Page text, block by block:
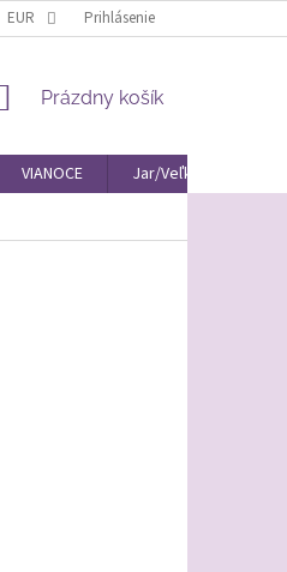
EUR Prihlásenie
NÁKUPNÝ
Prázdny košík
VIANOCE
Jar/Veľká Noc